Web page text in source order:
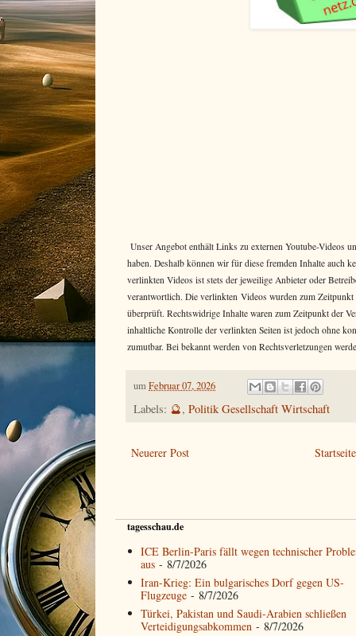
Unser Angebot enthält Links zu externen Youtube-Videos
haben. Deshalb können wir für diese fremden Inhalte auch
verlinkten Videos ist stets der jeweilige Anbieter oder
verantwortlich. Die verlinkten Videos wurden zum
überprüft. Rechtswidrige Inhalte waren zum Zeitpunkt der
inhaltliche Kontrolle der verlinkten Seiten ist jedoch ohne
zumutbar. Bei bekannt werden von Rechtsverletzungen
umFebruar 07, 2026
Labels: 🔮, Politik Gesellschaft Wirtschaft
Neuerer Post Startseite
tagesschau.de
ICE Berlin-Paris fällt wegen technischer
aus - 8/7/2026
Iran-Krieg: Ein bulgarisches Dorf gegen US-
Flugzeuge - 8/7/2026
Türkei, Pakistan und Saudi-Arabien schließen
Verteidigungsabkommen - 8/7/2026